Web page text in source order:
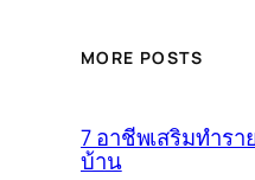
MORE POSTS
7 อาชีพเสริมทำรา
บ้าน